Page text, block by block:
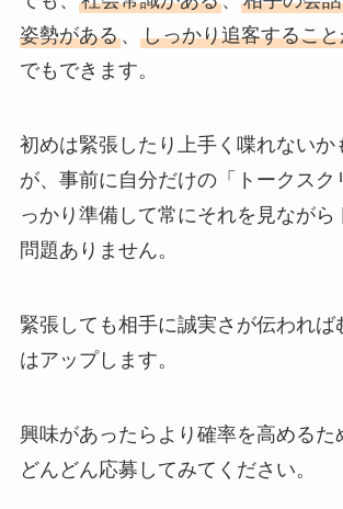
姿勢がある、 しっかり追客するこ
でもできます。
初めは緊張したり上手く喋れないか
が、事前に自分だけの「トークスク
っかり準備して常にそれを見ながら
問題ありません。
緊張しても相手に誠実さが伝われば
はアップします。
興味があったらより確率を高めるた
どんどん応募してみてください。